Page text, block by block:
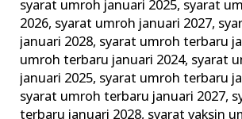
syarat umroh januari 2025, syarat
2026, syarat umroh januari 2027,
januari 2028, syarat umroh terbaru
umroh terbaru januari 2024, syarat
januari 2025, syarat umroh terbaru
syarat umroh terbaru januari 2027,